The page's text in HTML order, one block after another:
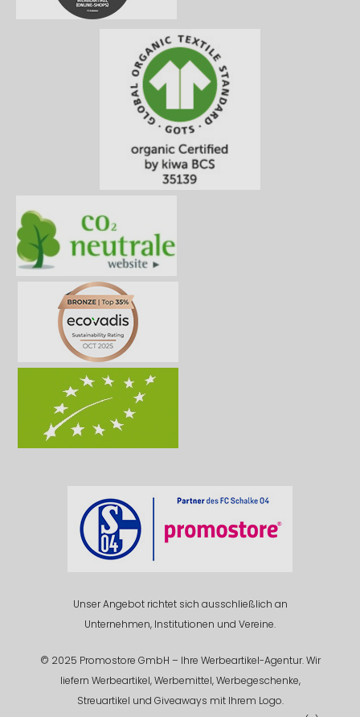
Unser Angebot richtet sich ausschließlich an
Unternehmen, Institutionen und Vereine.
© 2025 Promostore GmbH – Ihre Werbeartikel-Agentur. Wir
liefern Werbeartikel, Werbemittel, Werbegeschenke,
Streuartikel und Giveaways mit Ihrem Logo.